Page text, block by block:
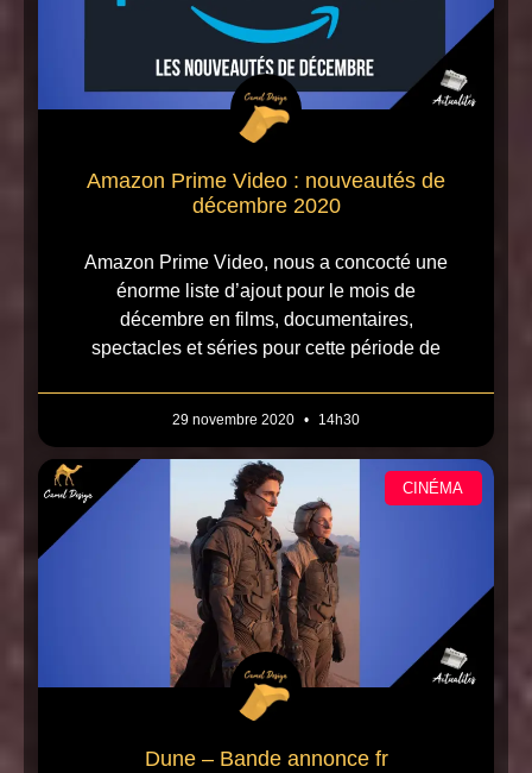
Amazon Prime Video : nouveautés de
décembre 2020
Amazon Prime Video, nous a concocté une
énorme liste d’ajout pour le mois de
décembre en films, documentaires,
spectacles et séries pour cette période de
29 novembre 2020 14h30
CINÉMA
Dune – Bande annonce fr